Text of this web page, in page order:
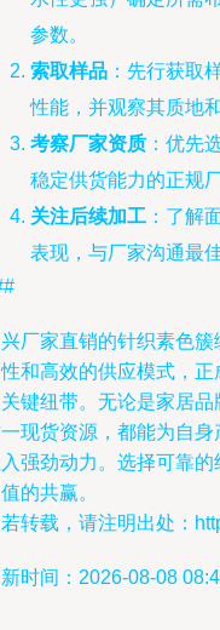
参数。
索取样品 ：先行获取
性能，并观察其质地
考察厂家资质 ：优先
稳定供货能力的正规
关注后续加工 ：了解
表现，与厂家沟通最
厂家直销的针织素色
和高效的供应模式，
键纽带。无论是家居
现货资源，都能为自
强劲动力。选择可靠
的共赢。
转载，请注明出处：
时间：2026-08-08